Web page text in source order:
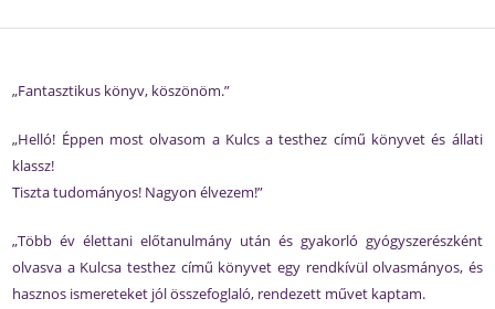
„Fantasztikus könyv, köszönöm.”
„Helló! Éppen most olvasom a Kulcs a testhez című könyvet és állati
klassz!
Tiszta tudományos! Nagyon élvezem!”
„Több év élettani előtanulmány után és gyakorló gyógyszerészként
olvasva a Kulcsa testhez című könyvet egy rendkívül olvasmányos, és
hasznos ismereteket jól összefoglaló, rendezett művet kaptam.